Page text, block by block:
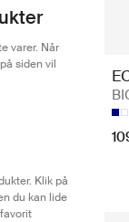
varer. Når
siden vil
Klik på
du kan lide